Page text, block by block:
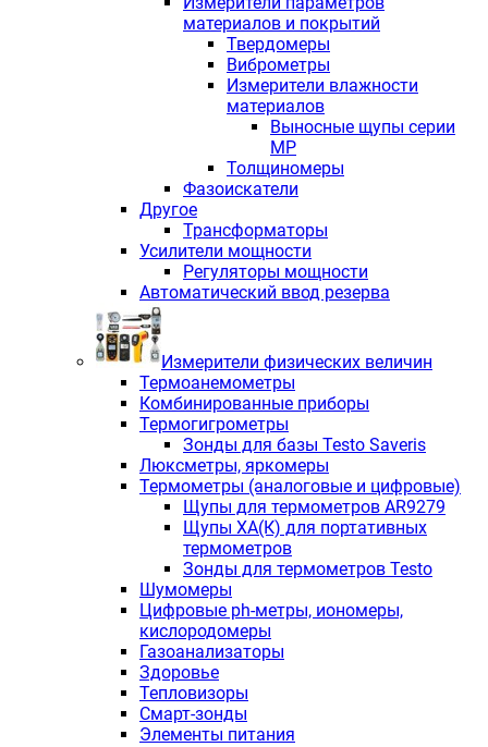
материалов и покрытий
Твердомеры
Виброметры
Измерители влажности
материалов
Выносные щупы серии
МР
Толщиномеры
Фазоискатели
Другое
Трансформаторы
Усилители мощности
Регуляторы мощности
Автоматический ввод резерва
Измерители физических величин
Термоанемометры
Комбинированные приборы
Термогигрометры
Зонды для базы Testo Saveris
Люксметры, яркомеры
Термометры (аналоговые и цифровые)
Щупы для термометров AR9279
Щупы ХА(К) для портативных
термометров
Зонды для термометров Testo
Шумомеры
Цифровые ph-метры, иономеры,
кислородомеры
Газоанализаторы
Здоровье
Тепловизоры
Смарт-зонды
Элементы питания